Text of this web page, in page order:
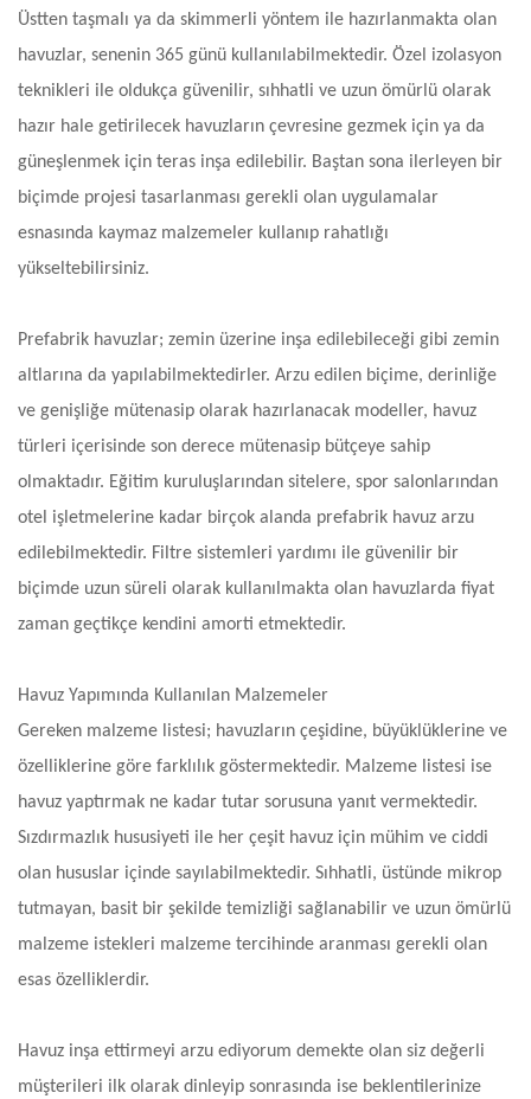
Üstten taşmalı ya da skimmerli yöntem ile hazırlanmakta olan
havuzlar, senenin 365 günü kullanılabilmektedir. Özel izolasyon
teknikleri ile oldukça güvenilir, sıhhatli ve uzun ömürlü olarak
hazır hale getirilecek havuzların çevresine gezmek için ya da
güneşlenmek için teras inşa edilebilir. Baştan sona ilerleyen bir
biçimde projesi tasarlanması gerekli olan uygulamalar
esnasında kaymaz malzemeler kullanıp rahatlığı
yükseltebilirsiniz.
Prefabrik havuzlar; zemin üzerine inşa edilebileceği gibi zemin
altlarına da yapılabilmektedirler. Arzu edilen biçime, derinliğe
ve genişliğe mütenasip olarak hazırlanacak modeller, havuz
türleri içerisinde son derece mütenasip bütçeye sahip
olmaktadır. Eğitim kuruluşlarından sitelere, spor salonlarından
otel işletmelerine kadar birçok alanda prefabrik havuz arzu
edilebilmektedir. Filtre sistemleri yardımı ile güvenilir bir
biçimde uzun süreli olarak kullanılmakta olan havuzlarda fiyat
zaman geçtikçe kendini amorti etmektedir.
Havuz Yapımında Kullanılan Malzemeler
Gereken malzeme listesi; havuzların çeşidine, büyüklüklerine ve
özelliklerine göre farklılık göstermektedir. Malzeme listesi ise
havuz yaptırmak ne kadar tutar sorusuna yanıt vermektedir.
Sızdırmazlık hususiyeti ile her çeşit havuz için mühim ve ciddi
olan hususlar içinde sayılabilmektedir. Sıhhatli, üstünde mikrop
tutmayan, basit bir şekilde temizliği sağlanabilir ve uzun ömürlü
malzeme istekleri malzeme tercihinde aranması gerekli olan
esas özelliklerdir.
Havuz inşa ettirmeyi arzu ediyorum demekte olan siz değerli
müşterileri ilk olarak dinleyip sonrasında ise beklentilerinize